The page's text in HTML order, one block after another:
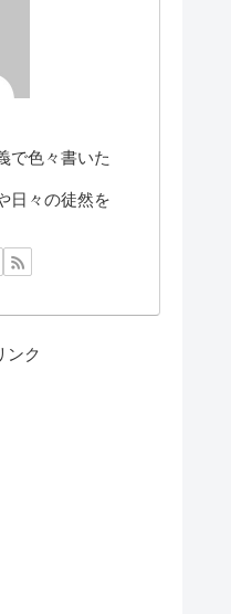
で色々書いた
日々の徒然を
ンク